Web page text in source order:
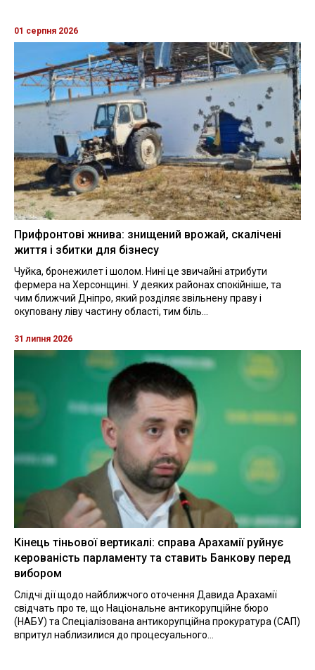
01 серпня 2026
Прифронтові жнива: знищений врожай, скалічені
життя і збитки для бізнесу
Чуйка, бронежилет і шолом. Нині це звичайні атрибути
фермера на Херсонщині. У деяких районах спокійніше, та
чим ближчий Дніпро, який розділяє звільнену праву і
окуповану ліву частину області, тим біль...
31 липня 2026
Кінець тіньової вертикалі: справа Арахамії руйнує
керованість парламенту та ставить Банкову перед
вибором
Слідчі дії щодо найближчого оточення Давида Арахамії
свідчать про те, що Національне антикорупційне бюро
(НАБУ) та Спеціалізована антикорупційна прокуратура (САП)
впритул наблизилися до процесуального...